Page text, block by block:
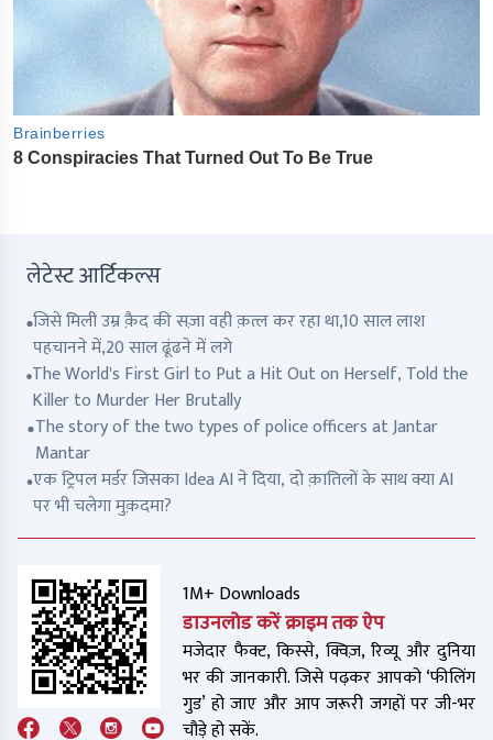
लेटेस्ट आर्टिकल्स
जिसे मिली उम्र क़ैद की सज़ा वही क़त्ल कर रहा था,10 साल लाश
पहचानने में,20 साल ढूंढने में लगे
The World's First Girl to Put a Hit Out on Herself, Told the
Killer to Murder Her Brutally
The story of the two types of police officers at Jantar
Mantar
एक ट्रिपल मर्डर जिसका Idea AI ने दिया, दो क़ातिलों के साथ क्या AI
पर भी चलेगा मुक़दमा?
1M+ Downloads
डाउनलोड करें क्राइम तक ऐप
मजेदार फैक्ट, किस्से, क्विज़, रिव्यू और दुनिया
भर की जानकारी. जिसे पढ़कर आपको ‘फीलिंग
गुड’ हो जाए और आप जरूरी जगहों पर जी-भर
चौड़े हो सकें.